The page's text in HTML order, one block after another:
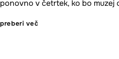
ponovno v četrtek, ko bo muzej
preberi več